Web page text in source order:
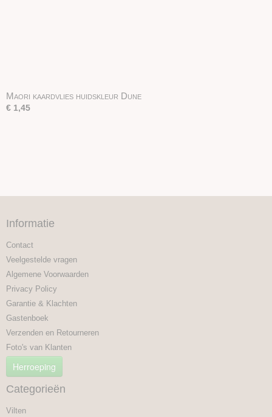
Maori kaardvlies huidskleur Dune
€ 1,45
Informatie
Contact
Veelgestelde vragen
Algemene Voorwaarden
Privacy Policy
Garantie & Klachten
Gastenboek
Verzenden en Retourneren
Foto's van Klanten
Herroeping
Categorieën
Vilten